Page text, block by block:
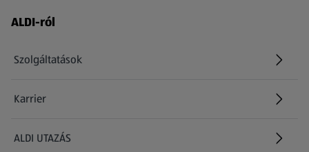
Láblécmenü - további linkek
ALDI-ról
Szolgáltatások
Karrier
(új oldalon nyílik meg)
ALDI UTAZÁS
(új oldalon nyílik meg)